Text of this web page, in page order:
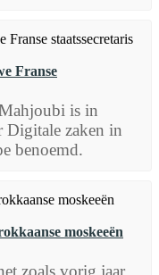
Franse
is in
Digitale zaken in
benoemd.
moskeeën